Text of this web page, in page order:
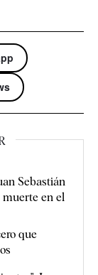
Sebastián
muerte en el
que